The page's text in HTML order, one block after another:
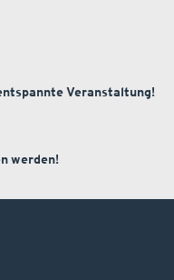
Veranstaltung!
werden!